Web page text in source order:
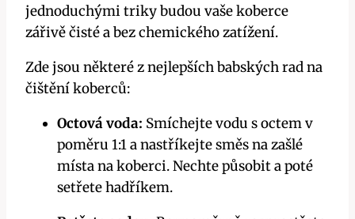
jednoduchými triky budou vaše koberce
zářivě čisté a bez chemického zatížení.
Zde jsou některé z nejlepších babských rad na
čištění koberců:
Octová voda: Smíchejte vodu s octem v
poměru 1:1 a nastříkejte směs na zašlé
místa na koberci. Nechte působit a poté
setřete hadříkem.